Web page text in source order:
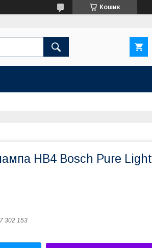
Кошик
HB4 Bosch Pure Light
302 153